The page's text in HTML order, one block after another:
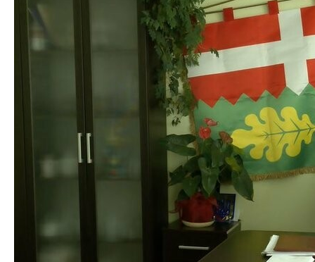
про виселення.
Позиція Ківерцівської міської ради
Статус дитбудинку сімейного типу родина Черепів
отримала 1991-го року. З 2013-го дитбудинок
перейшов у статус прийомної сім’ї, — розповіла
начальниця відділу Ківерцівської міськради Олеся
Поліщук. З її слів, на даний час у сім’ї Джаніни
виховується одна повнолітня дитина. Додає: коли
будинок сімейного типу втрачає такий статус,
батьки вихователі зобов’язані проживати на своїй
площі разом із вихованцями.
«Ми домовилися, що вони мають з’їхати. Якщо ні –